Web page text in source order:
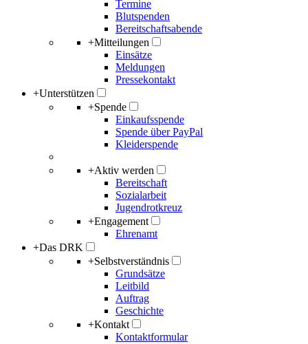
Termine
Blutspenden
Bereitschaftsabende
+Mitteilungen
Einsätze
Meldungen
Pressekontakt
+Unterstützen
+Spende
Einkaufsspende
Spende über PayPal
Kleiderspende
+Aktiv werden
Bereitschaft
Sozialarbeit
Jugendrotkreuz
+Engagement
Ehrenamt
+Das DRK
+Selbstverständnis
Grundsätze
Leitbild
Auftrag
Geschichte
+Kontakt
Kontaktformular